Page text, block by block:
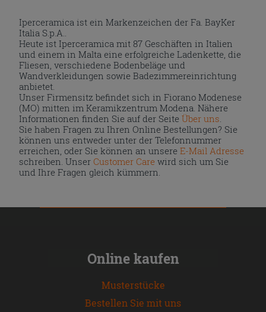
Iperceramica ist ein Markenzeichen der Fa. BayKer
Italia S.p.A..
Heute ist Iperceramica mit 87 Geschäften in Italien
und einem in Malta eine erfolgreiche Ladenkette, die
Fliesen, verschiedene Bodenbeläge und
Wandverkleidungen sowie Badezimmereinrichtung
anbietet.
Unser Firmensitz befindet sich in Fiorano Modenese
(MO) mitten im Keramikzentrum Modena. Nähere
Informationen finden Sie auf der Seite Über uns
Sie haben Fragen zu Ihren Online Bestellungen? Sie
können uns entweder unter der Telefonnummer
erreichen, oder Sie können an unsereE-Mail Adresse
schreiben. UnserCustomer Care wird sich um Sie
und Ihre Fragen gleich kümmern.
Online kaufen
Musterstücke
Bestellen Sie mit uns